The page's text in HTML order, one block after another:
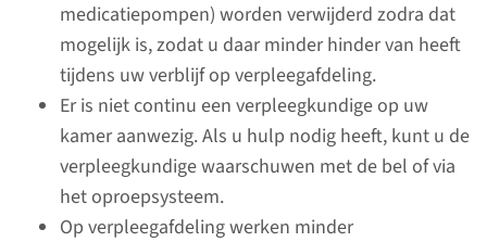
medicatiepompen) worden verwijderd zodra dat
mogelijk is, zodat u daar minder hinder van heeft
tijdens uw verblijf op verpleegafdeling.
Er is niet continu een verpleegkundige op uw
kamer aanwezig. Als u hulp nodig heeft, kunt u de
verpleegkundige waarschuwen met de bel of via
het oproepsysteem.
Op verpleegafdeling werken minder
Verschillen